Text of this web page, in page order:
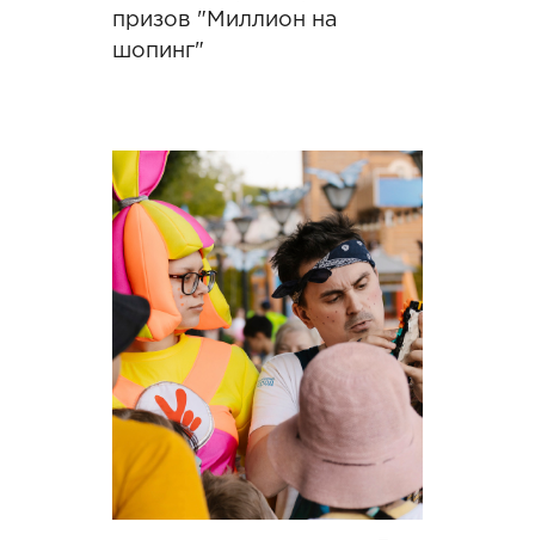
призов "Миллион на
шопинг"